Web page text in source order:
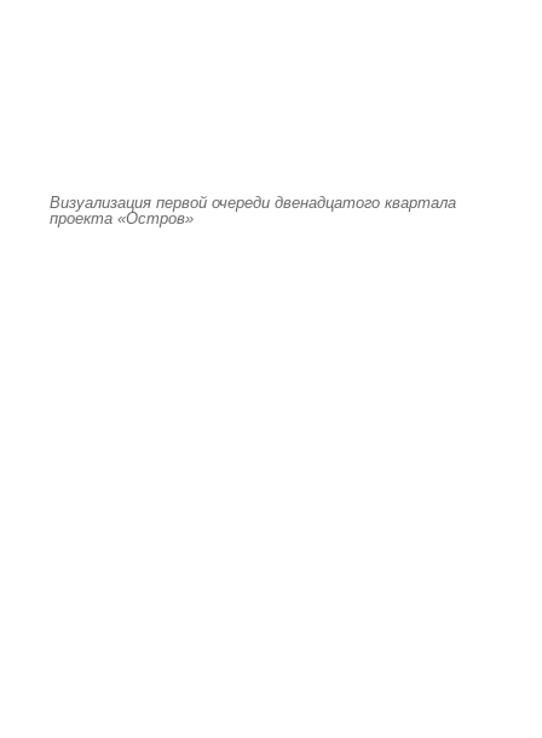
Визуализация первой очереди двенадцатого квартала
проекта «Остров»